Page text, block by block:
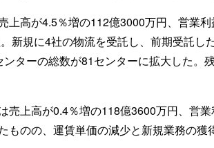
上高が4.5％増の112億3000万円、営業
新規に4社の物流を受託し、前期受託し
ターの総数が81センターに拡大した。
売上高が0.4％増の118億3600万円、営
ものの、運賃単価の減少と新規業務の獲